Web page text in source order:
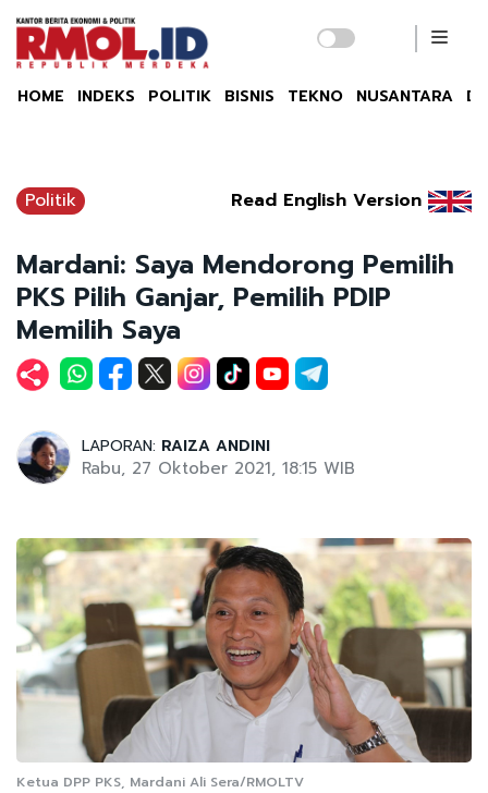
HOME INDEKS POLITIK BISNIS TEKNO NUSANTARA
Politik Read English Version
Mardani: Saya Mendorong Pemilih
PKS Pilih Ganjar, Pemilih PDIP
Memilih Saya
LAPORAN: RAIZA ANDINI
Rabu, 27 Oktober 2021, 18:15 WIB
Ketua DPP PKS, Mardani Ali Sera/RMOLTV